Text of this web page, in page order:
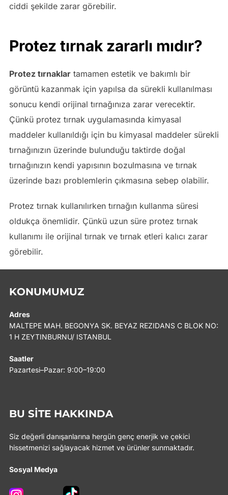
ciddi şekilde zarar görebilir.
Protez tırnak zararlı mıdır?
Protez tırnaklartamamen estetik ve bakımlı bir
görüntü kazanmak için yapılsa da sürekli kullanılması
sonucu kendi orijinal tırnağınıza zarar verecektir.
Çünkü protez tırnak uygulamasında kimyasal
maddeler kullanıldığı için bu kimyasal maddeler sürekli
tırnağınızın üzerinde bulunduğu taktirde doğal
tırnağınızın kendi yapısının bozulmasına ve tırnak
üzerinde bazı problemlerin çıkmasına sebep olabilir.
Protez tırnak kullanılırken tırnağın kullanma süresi
oldukça önemlidir. Çünkü uzun süre protez tırnak
kullanımı ile orijinal tırnak ve tırnak etleri kalıcı zarar
görebilir.
KONUMUMUZ
Adres
MALTEPE MAH. BEGONYA SK. BEYAZ REZIDANS C BLOK NO:
1 H ZEYTINBURNU/ ISTANBUL
Saatler
Pazartesi–Pazar: 9:00–19:00
BU SITE HAKKINDA
Siz değerli danışanlarına hergün genç enerjik ve çekici
hissetmenizi sağlayacak hizmet ve ürünler sunmaktadır.
Sosyal Medya